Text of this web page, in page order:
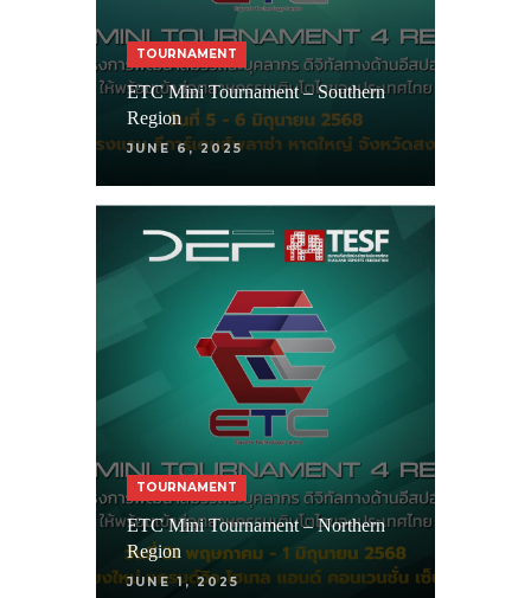
TOURNAMENT
ETC Mini Tournament – Southern
Region
JUNE 6, 2025
TOURNAMENT
ETC Mini Tournament – Northern
Region
JUNE 1, 2025